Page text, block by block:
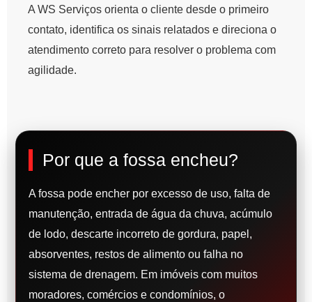
A WS Serviços orienta o cliente desde o primeiro
contato, identifica os sinais relatados e direciona o
atendimento correto para resolver o problema com
agilidade.
Por que a fossa encheu?
A fossa pode encher por excesso de uso, falta de
manutenção, entrada de água da chuva, acúmulo
de lodo, descarte incorreto de gordura, papel,
absorventes, restos de alimento ou falha no
sistema de drenagem. Em imóveis com muitos
moradores, comércios e condomínios, o